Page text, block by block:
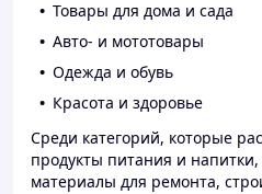
Товары для дома и сада
Авто- и мототовары
Одежда и обувь
Красота и здоровье
Среди категорий, которые
продукты питания и
материалы для ремонта,